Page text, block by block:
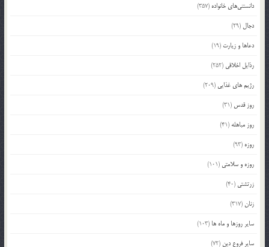
دانستنی‌های خانواده (357)
دجال (29)
دعاها و زیارت (19)
رذایل اخلاقی (252)
رژیم های غذایی (209)
روز قدس (31)
روز مباهله (41)
روزه (93)
روزه و سلامتی (101)
زرتشتی (40)
زنان(317)
سایر روزها و ماه ها (103)
سایر فروع دین (72)